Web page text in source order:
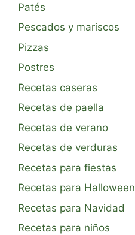
Patés
Pescados y mariscos
Pizzas
Postres
Recetas caseras
Recetas de paella
Recetas de verano
Recetas de verduras
Recetas para fiestas
Recetas para Halloween
Recetas para Navidad
Recetas para niños